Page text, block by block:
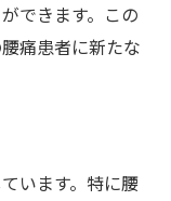
できます。この
痛患者に新たな
います。特に腰